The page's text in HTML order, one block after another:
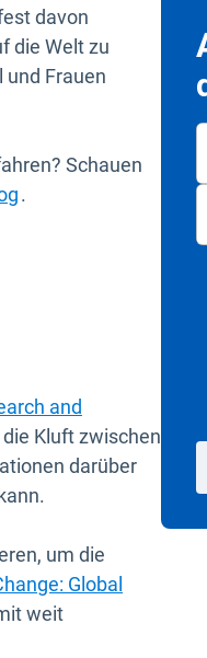
davon
die Welt zu
und Frauen
Schauen
.
and
Kluft zwischen
darüber
kann.
um die
Global
weit